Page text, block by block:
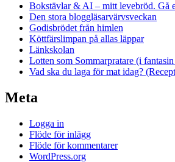
Bokstävlar & AI – mitt levebröd. Gå
Den stora bloggläsarvärvsveckan
Godisbrödet från himlen
Köttfärslimpan på allas läppar
Länkskolan
Lotten som Sommarpratare (i
Vad ska du laga för mat idag?
Meta
Logga in
Flöde för inlägg
Flöde för kommentarer
WordPress.org